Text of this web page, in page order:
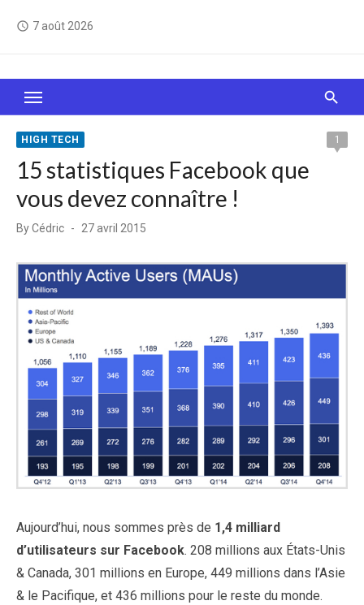
access_time 7 août 2026
Le Web, c'est comme une boîte de chocolats… On
sait jamais sur quoi on va tomber !
HIGH TECH 1
15 statistiques Facebook que
vous devez connaître !
ByCédric
Posted
27 avril 2015
Aujourd’hui, nous sommes près de 1,4 milliard
d’utilisateurs sur Facebook. 208 millions aux États-Unis
& Canada, 301 millions en Europe, 449 millions dans l’Asie
& le Pacifique, et 436 millions pour le reste du monde.